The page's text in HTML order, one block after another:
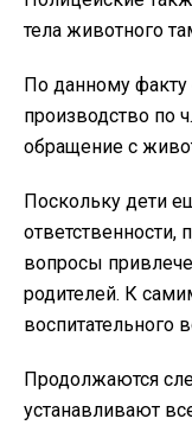
тела животного
По данному факту
производство по
обращение с
Поскольку дети
ответственности,
вопросы
родителей. К
воспитательного
Продолжаются
устанавливают